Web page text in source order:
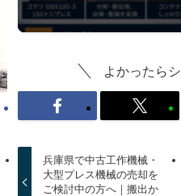
よかったら
兵庫県で中古工作機械・
大型プレス機械の売却を
ご検討中の方へ｜搬出か